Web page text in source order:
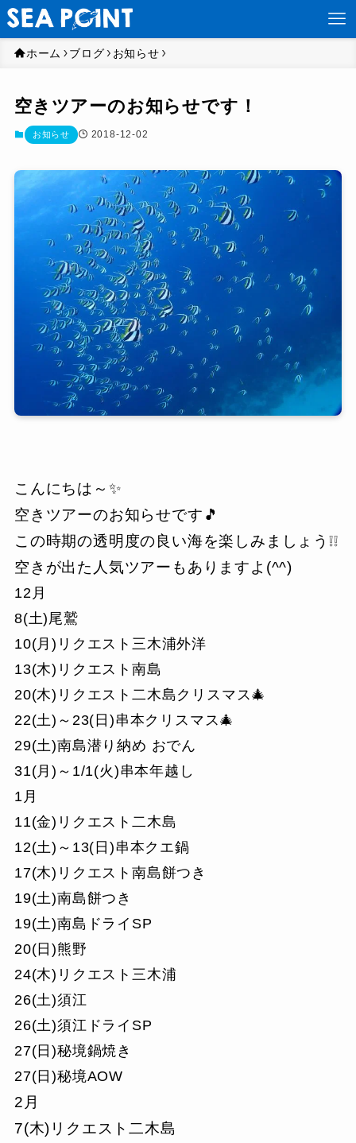
ホーム ブログ お知らせ
空きツアーのお知らせです！
お知らせ 2018-12-02
こんにちは～✨
空きツアーのお知らせです🎵
この時期の透明度の良い海を楽しみましょう❕❕
空きが出た人気ツアーもありますよ(^^)
12月
8(土)尾鷲
10(月)リクエスト三木浦外洋
13(木)リクエスト南島
20(木)リクエスト二木島クリスマス🎄
22(土)～23(日)串本クリスマス🎄
29(土)南島潜り納め おでん
31(月)～1/1(火)串本年越し
1月
11(金)リクエスト二木島
12(土)～13(日)串本クエ鍋
17(木)リクエスト南島餅つき
19(土)南島餅つき
19(土)南島ドライSP
20(日)熊野
24(木)リクエスト三木浦
26(土)須江
26(土)須江ドライSP
27(日)秘境鍋焼き
27(日)秘境AOW
2月
7(木)リクエスト二木島